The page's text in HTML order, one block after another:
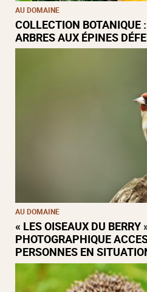
AU DOMAINE
COLLECTION BOTANIQUE
ARBRES AUX ÉPINES
AU DOMAINE
« LES OISEAUX DU BERRY
PHOTOGRAPHIQUE
PERSONNES EN